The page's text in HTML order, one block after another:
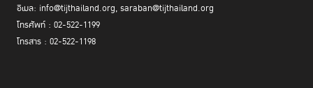
อีเมล: info@tijthailand.org, saraban@tijthailand.org
โทรศัพท์ : 02-522-1199
โทรสาร : 02-522-1198